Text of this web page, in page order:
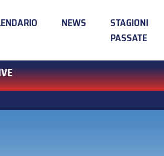
NEWS
STAGIONI
PASSATE